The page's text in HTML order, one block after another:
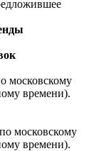
московскому
времени).
московскому
времени).